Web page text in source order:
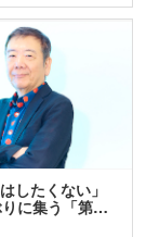
したくない」
に集う「第…